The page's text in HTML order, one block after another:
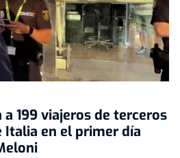
199 viajeros de terceros
Italia en el primer día